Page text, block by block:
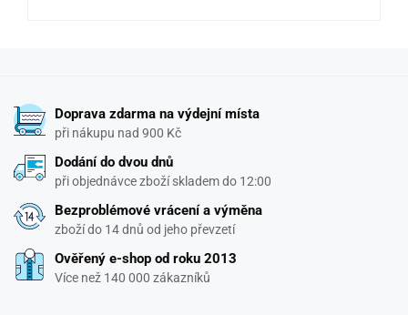
Doprava zdarma na výdejní místa
při nákupu nad 900 Kč
Dodání do dvou dnů
při objednávce zboží skladem do 12:00
Bezproblémové vrácení a výměna
zboží do 14 dnů od jeho převzetí
Ověřený e-shop od roku 2013
Více než 140 000 zákazníků